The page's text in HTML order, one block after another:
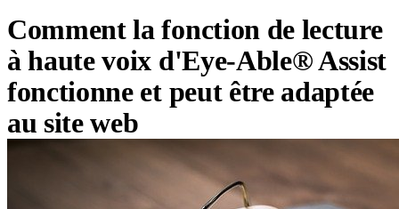
Comment la fonction de lecture
à haute voix d'Eye-Able® Assist
fonctionne et peut être adaptée
au site web